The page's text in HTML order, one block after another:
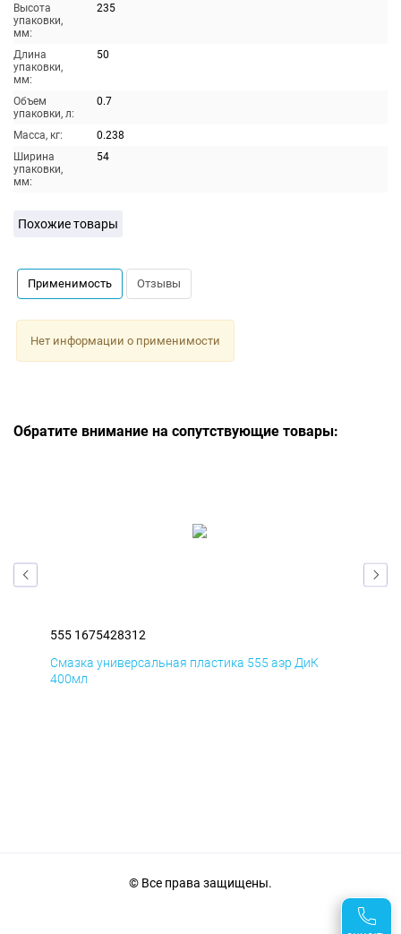
Высота
упаковки,
мм:
235
Длина
упаковки,
мм:
50
Объем
упаковки, л:
0.7
Масса, кг:
0.238
Ширина
упаковки,
мм:
54
Похожие товары
Применимость Отзывы
Нет информации о применимости
Обратите внимание на сопутствующие товары:
555 1675428312
Смазка универсальная пластика 555 аэр ДиК
400мл
© Все права защищены.